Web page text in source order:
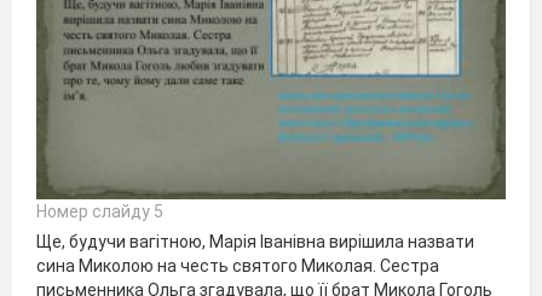
Номер слайду 5
Ще, будучи вагітною, Марія Іванівна вирішила назвати
сина Миколою на честь святого Миколая. Сестра
письменника Ольга згадувала, що її брат Микола Гоголь